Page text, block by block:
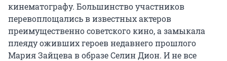
кинематографу. Большинство участников
перевоплощались в известных актеров
преимущественно советского кино, а замыкала
плеяду оживших героев недавнего прошлого
Мария Зайцева в образе Селин Дион. И не все